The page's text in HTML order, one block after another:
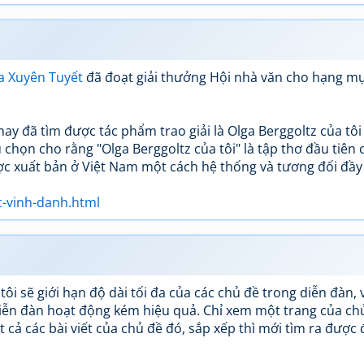
Xuyên Tuyếtđã đoạt giải thưởng Hội nhà văn cho hạng
đã tìm được tác phẩm trao giải là Olga Berggoltz của tôi
chọn cho rằng "Olga Berggoltz của tôi" là tập thơ đầu tiên
xuất bản ở Việt Nam một cách hệ thống và tương đối
vinh-danh.html
sẽ giới hạn độ dài tối đa của các chủ đề trong diễn đàn,
đàn hoạt động kém hiệu quả. Chỉ xem một trang của
các bài viết của chủ đề đó, sắp xếp thì mới tìm ra được